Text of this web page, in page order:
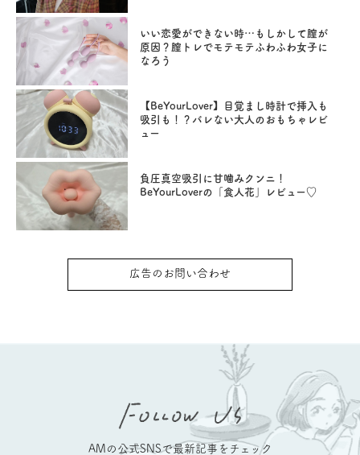
いい恋愛ができない時…もしかして膣が
原因？膣トレでモテモテふわふわ女子に
なろう
【BeYourLover】目覚まし時計で挿入も
吸引も！？バレない大人のおもちゃレビ
ュー
負圧真空吸引に甘噛みクンニ！
BeYourLoverの「食人花」レビュー♡
広告のお問い合わせ
AMの公式SNSで最新記事をチェック